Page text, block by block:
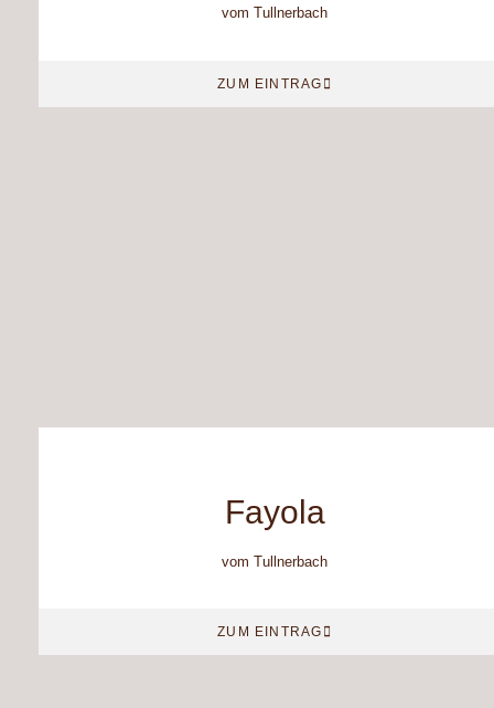
vom Tullnerbach
ZUM EINTRAG
Fayola
vom Tullnerbach
ZUM EINTRAG